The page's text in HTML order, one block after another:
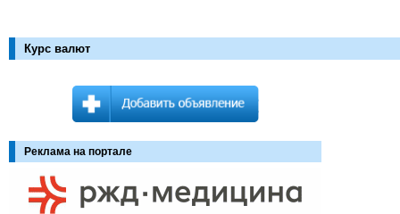
Курс валют
Реклама на портале